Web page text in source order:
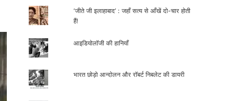
‘जीते जी इलाहाबाद’ : जहाँ सत्य से आँखें दो-चार होती
हैं!
आइडियोलॉजी की हानियाँ
भारत छोड़ो आन्दोलन और रॉबर्ट निबलेट की डायरी